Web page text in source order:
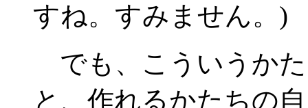
すね。すみません。)
でも、こういうか
と、作れるかたちの